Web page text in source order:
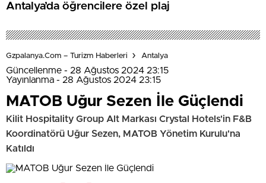
Antalya’da öğrencilere özel plaj
Gzpalanya.com – Turizm Haberleri Antalya
Güncellenme - 28 Ağustos 2024 23:15
Yayınlanma - 28 Ağustos 2024 23:15
MATOB Uğur Sezen İle Güçlendi
Kilit Hospitality Group Alt Markası Crystal Hotels'in F&B
Koordinatörü Uğur Sezen, MATOB Yönetim Kurulu'na
Katıldı